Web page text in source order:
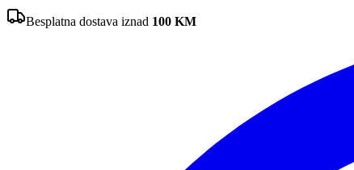
Besplatna dostava iznad 100 KM